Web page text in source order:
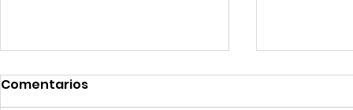
Comentarios